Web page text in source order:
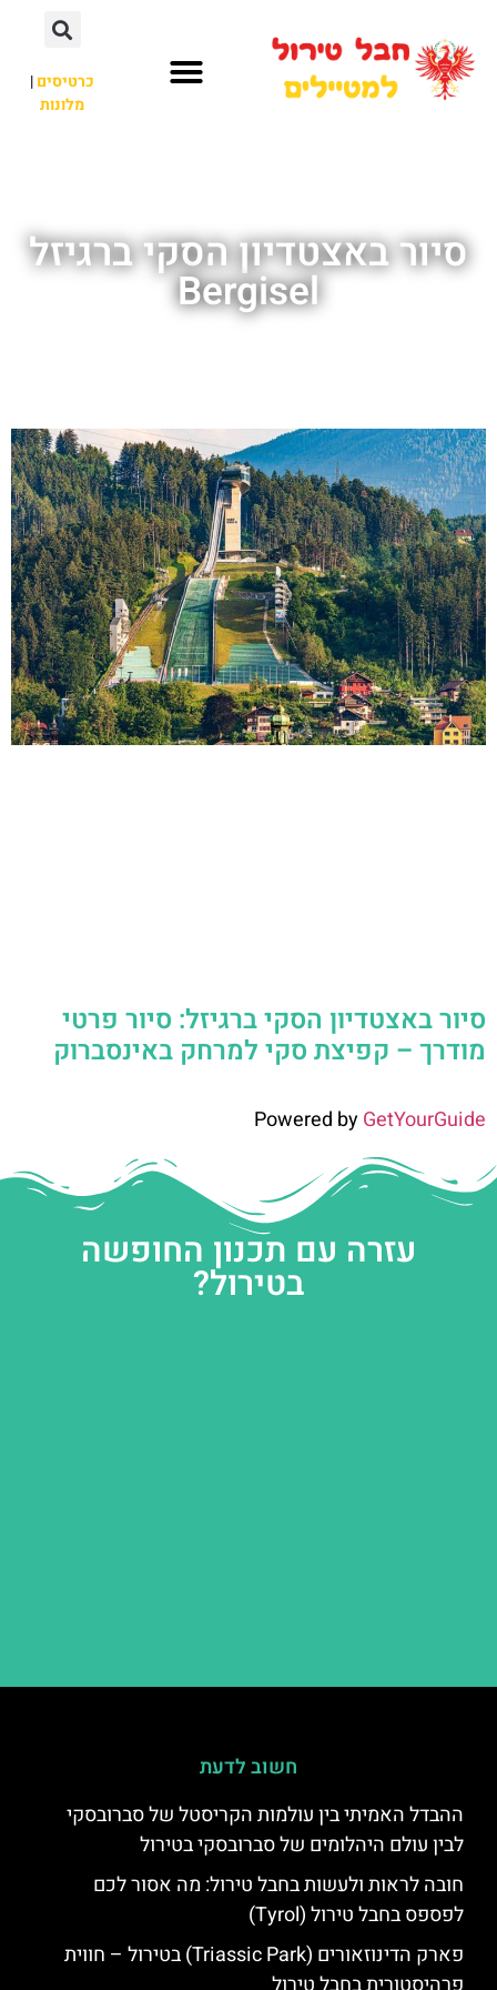
כרטיסים|
מלונות
סיור באצטדיון הסקי ברגיזל
Bergisel
סיור באצטדיון הסקי ברגיזל: סיור פרטי
מודרך – קפיצת סקי למרחק באינסברוק
Powered byGetYourGuide
עזרה עם תכנון החופשה
בטירול?
חשוב לדעת
ההבדל האמיתי בין עולמות הקריסטל של סברובסקי
לבין עולם היהלומים של סברובסקי בטירול
חובה לראות ולעשות בחבל טירול: מה אסור לכם
לפספס בחבל טירול (Tyrol)
פארק הדינוזאורים (Triassic Park) בטירול – חווית